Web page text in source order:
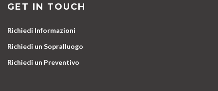
GET IN TOUCH
Richiedi Informazioni
Richiedi un Sopralluogo
Richiedi un Preventivo